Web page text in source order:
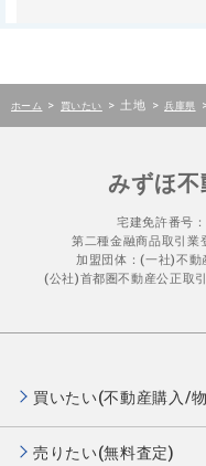
ホーム > 買いたい > 土地 > 兵庫県
みずほ
宅建免許番号
第二種金融商品取引業
加盟団体：(一社)不
(公社)首都圏不動産公正取
買いたい(不動産購入/
売りたい(無料査定)